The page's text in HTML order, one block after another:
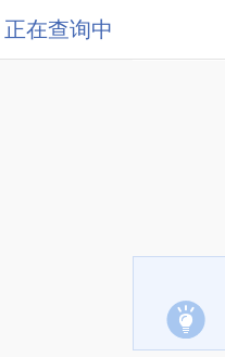
正在查询中